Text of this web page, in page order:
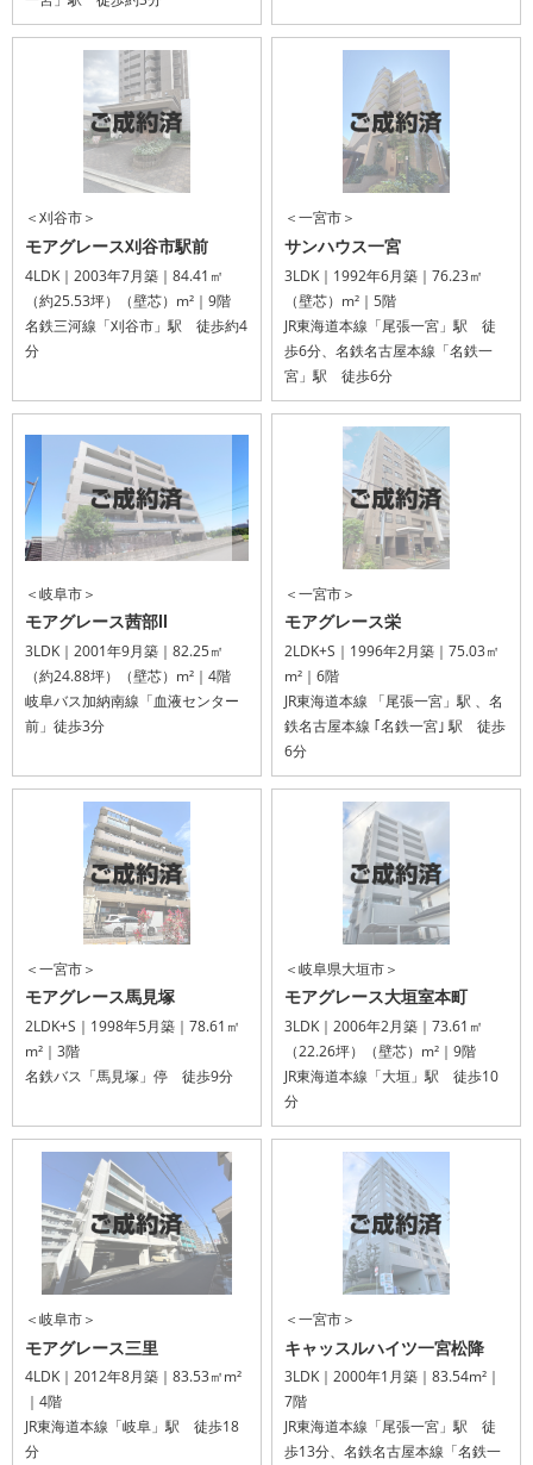
＜刈谷市＞
モアグレース刈谷市駅前
4LDK｜2003年7月築｜84.41㎡
（約25.53坪）（壁芯）m²｜9階
名鉄三河線「刈谷市」駅 徒歩約4
分
＜一宮市＞
サンハウス一宮
3LDK｜1992年6月築｜76.23㎡
（壁芯）m²｜5階
JR東海道本線「尾張一宮」駅 徒
歩6分、名鉄名古屋本線「名鉄一
宮」駅 徒歩6分
＜岐阜市＞
モアグレース茜部Ⅱ
3LDK｜2001年9月築｜82.25㎡
（約24.88坪）（壁芯）m²｜4階
岐阜バス加納南線「血液センター
前」徒歩3分
＜一宮市＞
モアグレース栄
2LDK+S｜1996年2月築｜75.03㎡
m²｜6階
JR東海道本線 「尾張一宮」駅 、名
鉄名古屋本線 ｢名鉄一宮｣ 駅 徒歩
6分
＜一宮市＞
モアグレース馬見塚
2LDK+S｜1998年5月築｜78.61㎡
m²｜3階
名鉄バス「馬見塚」停 徒歩9分
＜岐阜県大垣市＞
モアグレース大垣室本町
3LDK｜2006年2月築｜73.61㎡
（22.26坪）（壁芯）m²｜9階
JR東海道本線「大垣」駅 徒歩10
分
＜岐阜市＞
モアグレース三里
4LDK｜2012年8月築｜83.53㎡m²
｜4階
JR東海道本線「岐阜」駅 徒歩18
分
＜一宮市＞
キャッスルハイツ一宮松降
3LDK｜2000年1月築｜83.54m²｜
7階
JR東海道本線「尾張一宮」駅 徒
歩13分、名鉄名古屋本線「名鉄一